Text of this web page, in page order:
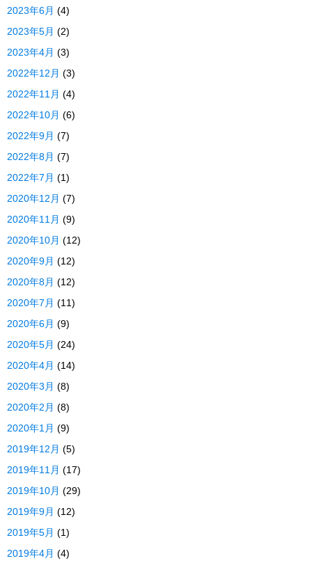
2023年6月 (4)
2023年5月 (2)
2023年4月 (3)
2022年12月 (3)
2022年11月 (4)
2022年10月 (6)
2022年9月 (7)
2022年8月 (7)
2022年7月 (1)
2020年12月 (7)
2020年11月 (9)
2020年10月 (12)
2020年9月 (12)
2020年8月 (12)
2020年7月 (11)
2020年6月 (9)
2020年5月 (24)
2020年4月 (14)
2020年3月 (8)
2020年2月 (8)
2020年1月 (9)
2019年12月 (5)
2019年11月 (17)
2019年10月 (29)
2019年9月 (12)
2019年5月 (1)
2019年4月 (4)